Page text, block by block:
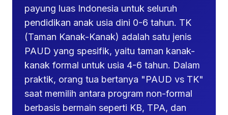
payung luas Indonesia untuk seluruh
pendidikan anak usia dini 0-6 tahun. TK
(Taman Kanak-Kanak) adalah satu jenis
PAUD yang spesifik, yaitu taman kanak-
kanak formal untuk usia 4-6 tahun. Dalam
praktik, orang tua bertanya "PAUD vs TK"
saat memilih antara program non-formal
berbasis bermain seperti KB, TPA, dan